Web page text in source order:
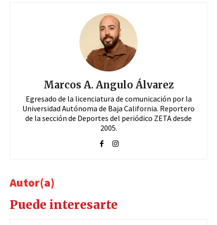
Marcos A. Angulo Álvarez
Egresado de la licenciatura de comunicación por la
Universidad Autónoma de Baja California. Reportero
de la sección de Deportes del periódico ZETA desde
2005.
Autor(a)
Puede interesarte